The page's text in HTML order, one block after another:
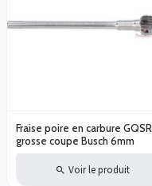
Fraise poire en carbure GQSR
grosse coupe Busch 6mm
Voir le produit